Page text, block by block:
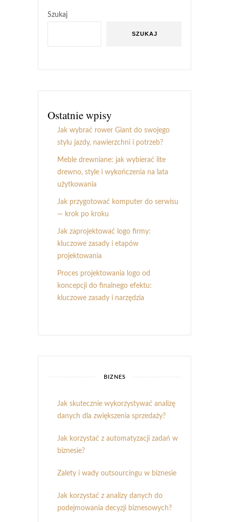
Szukaj
SZUKAJ
Ostatnie wpisy
Jak wybrać rower Giant do swojego
stylu jazdy, nawierzchni i potrzeb?
Meble drewniane: jak wybierać lite
drewno, style i wykończenia na lata
użytkowania
Jak przygotować komputer do serwisu
— krok po kroku
Jak zaprojektować logo firmy:
kluczowe zasady i etapów
projektowania
Proces projektowania logo od
koncepcji do finalnego efektu:
kluczowe zasady i narzędzia
BIZNES
Jak skutecznie wykorzystywać analizę
danych dla zwiększenia sprzedaży?
Jak korzystać z automatyzacji zadań w
biznesie?
Zalety i wady outsourcingu w biznesie
Jak korzystać z analizy danych do
podejmowania decyzji biznesowych?